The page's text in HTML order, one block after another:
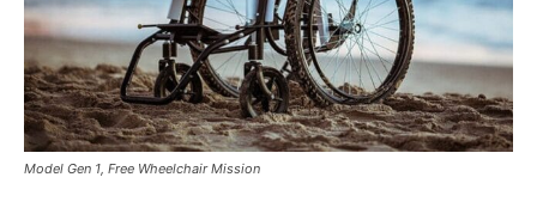
Model Gen 1, Free Wheelchair Mission